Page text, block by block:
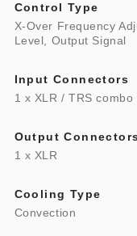
Control Type
X-Over Frequency
Level, Output Signal
Input Connectors
1 x XLR / TRS combo
Output
1 x XLR
Cooling Type
Convection